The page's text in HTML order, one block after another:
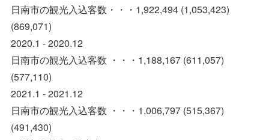
日南市の観光入込客数・・・1,922,494 (1,053,423)
(869,071)
2020.1 - 2020.12
日南市の観光入込客数 ・・・1,188,167 (611,057)
(577,110)
2021.1 - 2021.12
日南市の観光入込客数 ・・・1,006,797 (515,367)
(491,430)